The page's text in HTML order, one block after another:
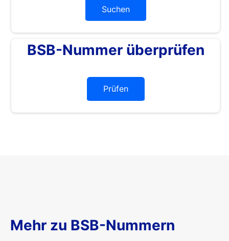
Suchen
BSB-Nummer überprüfen
Prüfen
Mehr zu BSB-Nummern